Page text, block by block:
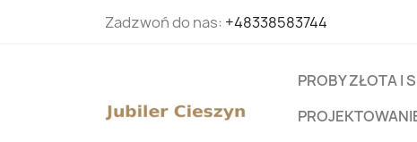
Zadzwoń do nas: +48338583744
PROBY ZŁOTA I